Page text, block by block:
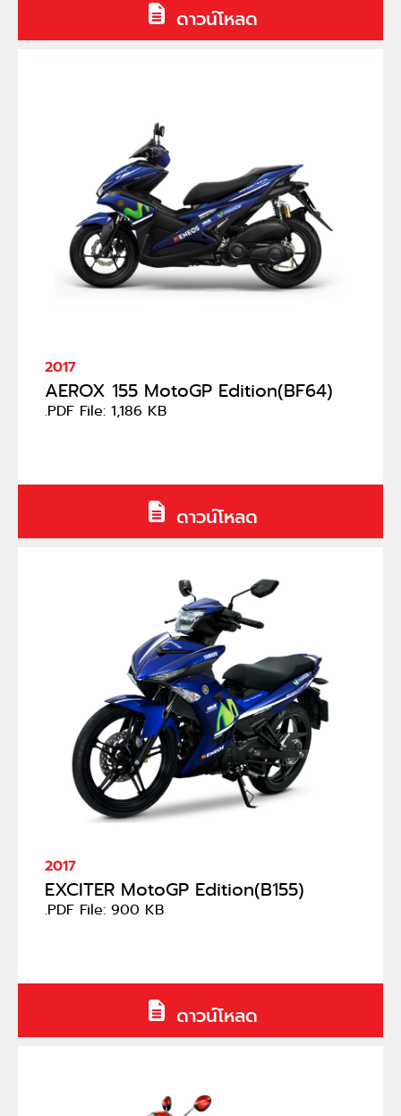
ดาวน์โหลด
2017
AEROX 155 MotoGP Edition(BF64)
.PDF File: 1,186 KB
ดาวน์โหลด
2017
EXCITER MotoGP Edition(B155)
.PDF File: 900 KB
ดาวน์โหลด